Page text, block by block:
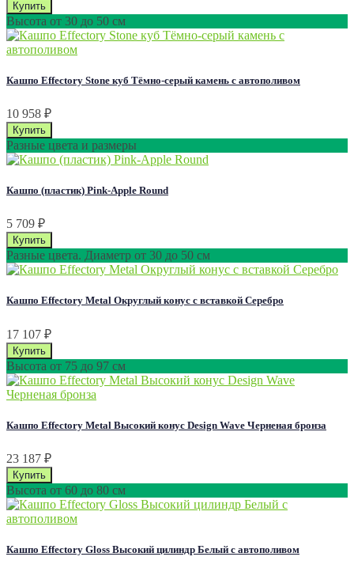
Высота от 30 до 50 см
Кашпо Effectory Stone куб Тёмно-серый камень с автополивом
10 958 ₽
Разные цвета и размеры
Кашпо (пластик) Pink-Apple Round
5 709 ₽
Разные цвета. Диаметр от 30 до 50 см
Кашпо Effectory Metal Округлый конус с вставкой Серебро
17 107 ₽
Высота от 75 до 97 см
Кашпо Effectory Metal Высокий конус Design Wave Черненая бронза
23 187 ₽
Высота от 60 до 80 см
Кашпо Effectory Gloss Высокий цилиндр Белый с автополивом